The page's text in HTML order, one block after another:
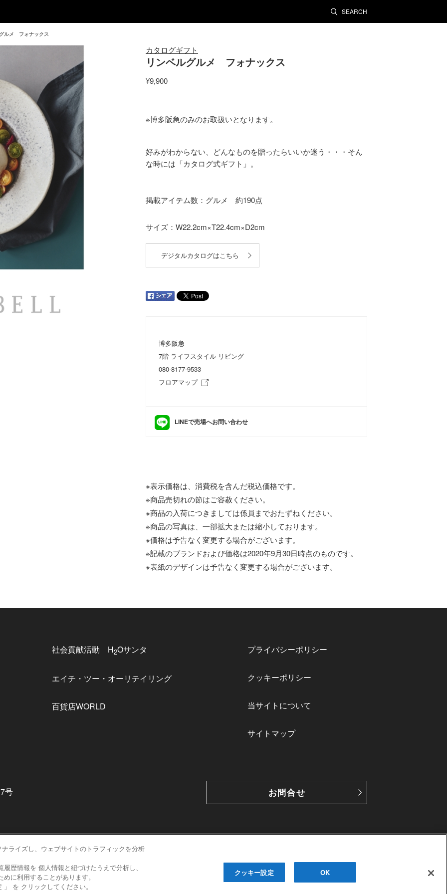
SEARCH
ルメ フォナックス
カタログギフト
リンベルグルメ フォナックス
¥9,900
※博多阪急のみのお取扱いとなります。
好みがわからない、どんなものを贈ったらいいか迷う・・・そん
な時には「カタログ式ギフト」。
掲載アイテム数：グルメ 約190点
サイズ：W22.2cm×T22.4cm×D2cm
デジタルカタログはこちら
博多阪急
7階 ライフスタイル リビング
080-8177-9533
フロアマップ
LINEで売場へお問い合わせ
※表示価格は、消費税を含んだ税込価格です。
※商品売切れの節はご容赦ください。
※商品の入荷につきましては係員までおたずねください。
※商品の写真は、一部拡大または縮小しております。
※価格は予告なく変更する場合がございます。
※記載のブランドおよび価格は2020年9月30日時点のものです。
※表紙のデザインは予告なく変更する場合がございます。
社会貢献活動 H2Oサンタ
エイチ・ツー・オーリテイリング
百貨店WORLD
プライバシーポリシー
クッキーポリシー
当サイトについて
サイトマップ
号 お問合せ
表示価格はホームページ掲載時の消費税率による税込価格です。
©HANKYU HANSHIN DEPARTMENT STORES, INC. All Rights Reserved.
ライズし、ウェブサイトのトラフィックを分析
歴情報を 個人情報と紐づけたうえで分析し、
に利用することがあります。
を クリックしてください。
クッキー設定 OK